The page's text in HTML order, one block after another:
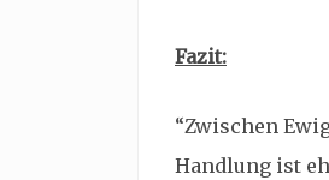
Fazit:
“Zwischen
Handlung ist